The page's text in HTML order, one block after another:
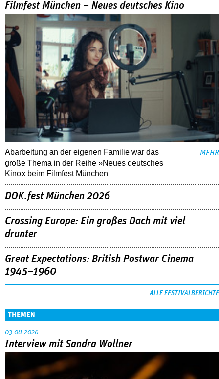
Filmfest München – Neues deutsches Kino
Abarbeitung an der eigenen Familie war das
große Thema in der Reihe »Neues deutsches
Kino« beim Filmfest München.
MEHR
DOK.fest München 2026
Crossing Europe: Ein großes Dach mit viel
drunter
Great Expectations: British Postwar Cinema
1945–1960
ALLE FESTIVALBERICHTE
THEMEN
03.08.2026
Interview mit Sandra Wollner